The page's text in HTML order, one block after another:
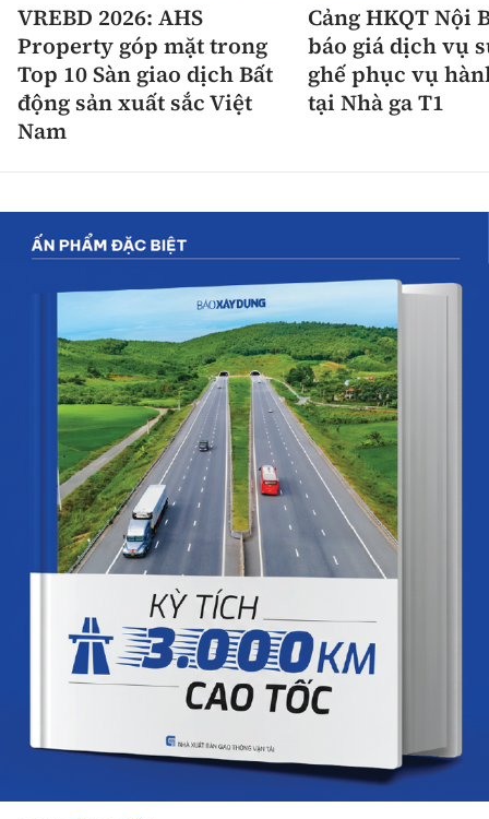
VREBD 2026: AHS
Property góp mặt trong
Top 10 Sàn giao dịch Bất
động sản xuất sắc Việt
Nam
Cảng HKQT Nội
báo giá dịch vụ
ghế phục vụ
tại Nhà ga T1